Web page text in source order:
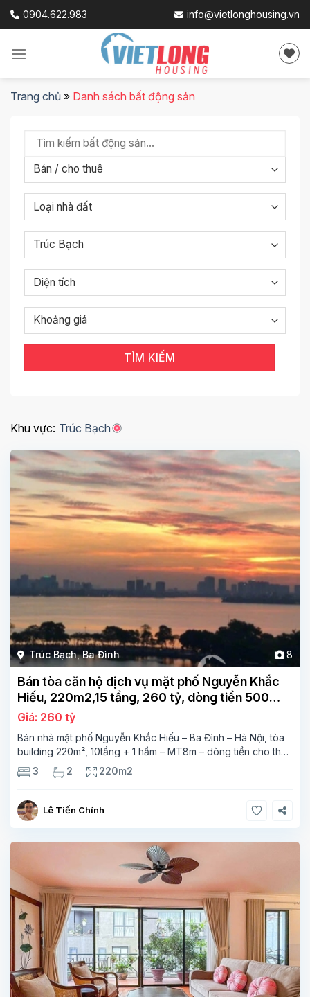
Skip
0904.622.983 info@vietlonghousing.vn
Trang chủ » Danh sách bất động sản
TÌM KIẾM
Khu vực: Trúc Bạch
Trúc Bạch,Ba Đình 8
Bán tòa căn hộ dịch vụ mặt phố Nguyễn Khắc
Hiếu, 220m2,15 tầng, 260 tỷ, dòng tiền 500
triệu/tháng
Giá: 260 tỷ
Bán nhà mặt phố Nguyễn Khắc Hiếu – Ba Đình – Hà Nội, tòa
building 220m², 10tầng + 1 hầm – MT8m – dòng tiền cho thuê
500 triệu/tháng. (gà đẻ trứng vàng, giá đầu tư, mua là lãi).
View hồ,
3 2 220m2
Lê Tiến Chính